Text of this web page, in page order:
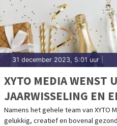
31 december 2023, 5:01 uur
XYTO MEDIA WENST
JAARWISSELING EN
CREATIEF 2024
Namens het gehele team van XYTO
gelukkig, creatief en bovenal